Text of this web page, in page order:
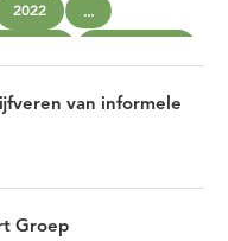
2022 ...
van informele
Groep